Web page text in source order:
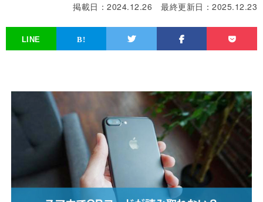
最終更新日： 2025.12.23
掲載日： 2024.12.26